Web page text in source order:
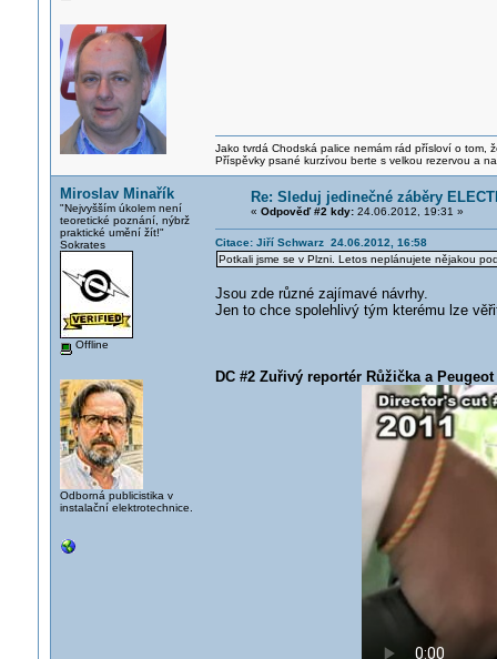
Jako tvrdá Chodská palice nemám rád přísloví o tom,
Příspěvky psané kurzívou berte s velkou rezervou a
Miroslav Minařík
"Nejvyšším úkolem není
teoretické poznání, nýbrž
praktické umění žít!"
Sokrates
Offline
Odborná publicistika v
instalační elektrotechnice.
Re: Sleduj jedinečné záběry
« Odpověď #2 kdy:24.06.2012, 19:31 »
Citace: Jiří Schwarz 24.06.2012, 16:58
Potkali jsme se v Plzni. Letos neplánujete nějakou
Jsou zde různé zajímavé návrhy.
Jen to chce spolehlivý tým kterému lze
DC #2 Zuřivý reportér Růžička a